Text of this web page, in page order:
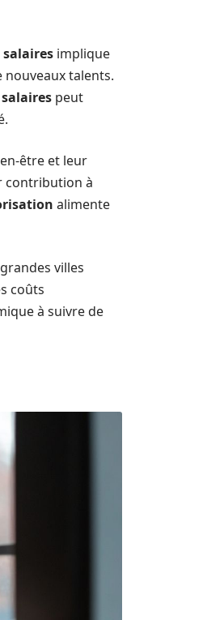
salaires implique
talents.
salaires peut
être et leur
contribution à
alimente
villes
coûts
à suivre de